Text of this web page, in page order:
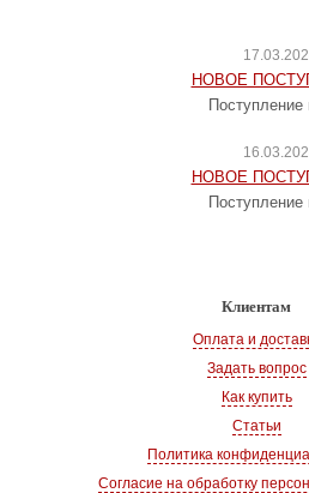
НОВОЕ
Поступление
НОВОЕ
Поступление
Клиентам
Оплата и
Задать вопрос
Как купить
Статьи
Политика
Согласие на обработку